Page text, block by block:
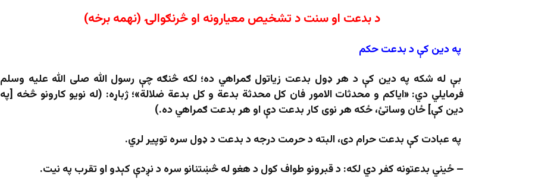
د بدعت او سنت د تشخیص معیارونه او څرنګوالۍ (نهمه برخه)
په دین کې دبدعتحکم
بې له شکه په دين کې د هر ډول بدعت زياتول ګمراهي ده؛ لکه څنګه چې رسول الله صلی الله علیه وسلم
فرمایلي دي: «ایاکم و محدثات الامور فان کل محدثة بدعة و کل بدعة ضلالة»؛ ژباړه: (له نویو کارونو څخه [په
دین کې] ځان وساتئ، ځکه هر نوی کار بدعت دې او هر بدعت ګمراهي ده.)
په عبادت کې بدعت حرام دی، البته د حرمت درجه د بدعت د ډول سره توپیر لري.
– ځيني بدعتونه کفر دي لکه: د قبرونو طواف کول د هغو له څښتنانو سره د نږدې کېدو او تقرب په نیت.